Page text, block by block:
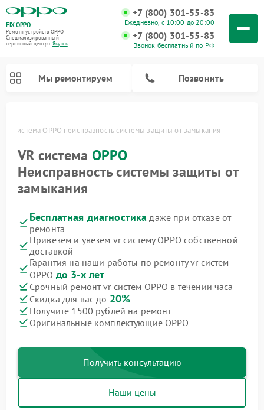
FIX-OPPO
Ремонт устройств OPPO
Специализированный
cервисный центр г.Якутск
+7 (800) 301-55-83
Ежедневно, с 10:00 до 20:00
+7 (800) 301-55-83
Звонок бесплатный по РФ
Мы ремонтируем Позвонить
VR система OPPO неисправность системы защиты от замыкания
VR система OPPO
Неисправность системы защиты от
замыкания
Бесплатная диагностика даже при отказе от
ремонта
Привезем и увезем vr систему OPPO собственной
доставкой
Гарантия на наши работы по ремонту vr систем
OPPO до 3-х лет
Срочный ремонт vr систем OPPO в течении часа
Скидка для вас до 20%
Получите 1500 рублей на ремонт
Оригинальные комплектующие OPPO
Получить консультацию
Наши цены